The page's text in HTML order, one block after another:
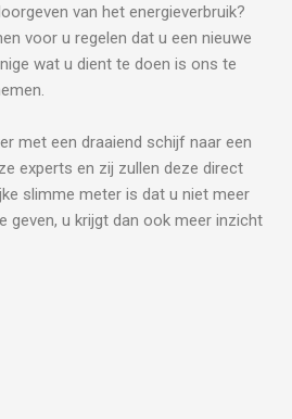
van het energieverbruik?
voor u regelen dat u een nieuwe
wat u dient te doen is ons te
met een draaiend schijf naar een
experts en zij zullen deze direct
slimme meter is dat u niet meer
u krijgt dan ook meer inzicht